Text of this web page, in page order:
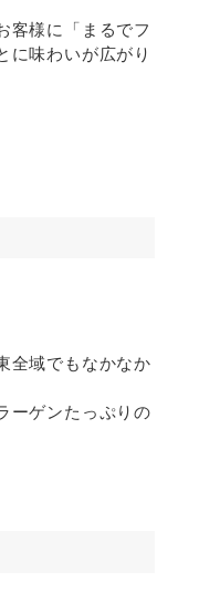
客様に「まるでフ
に味わいが広がり
全域でもなかなか
ーゲンたっぷりの